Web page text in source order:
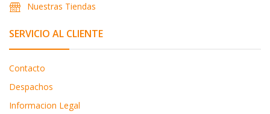
Nuestras Tiendas
SERVICIO AL CLIENTE
Contacto
Despachos
Informacion Legal